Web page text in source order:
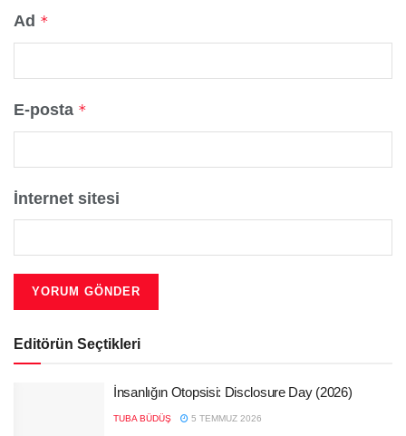
Ad *
E-posta *
İnternet sitesi
Editörün Seçtikleri
İnsanlığın Otopsisi: Disclosure Day (2026)
TUBA BÜDÜŞ 5 TEMMUZ 2026